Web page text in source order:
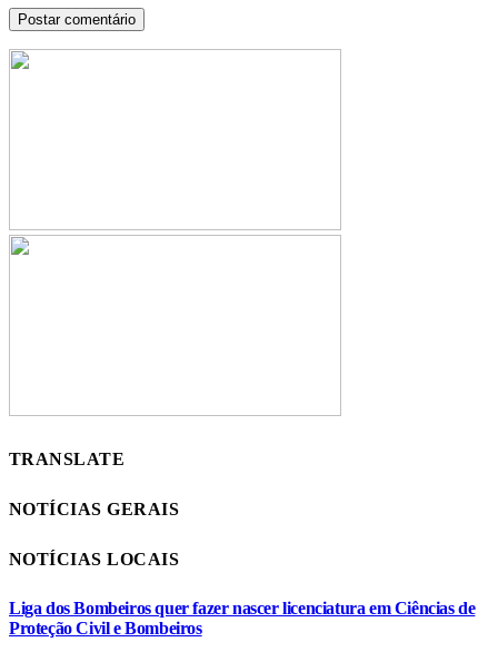
TRANSLATE
NOTÍCIAS GERAIS
NOTÍCIAS LOCAIS
Liga dos Bombeiros quer fazer nascer licenciatura em Ciências de
Proteção Civil e Bombeiros